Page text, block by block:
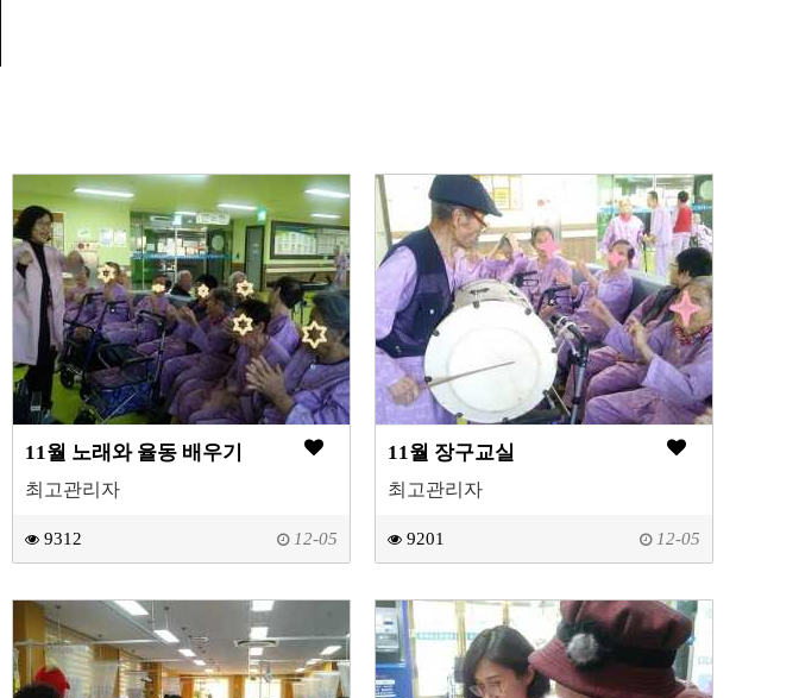
11월 노래와 율동 배우기
최고관리자
9312 12-05
11월 장구교실
최고관리자
9201 12-05